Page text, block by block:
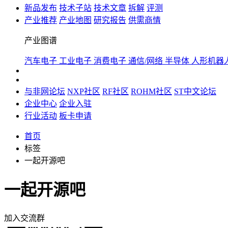
新品发布 技术子站 技术文章 拆解 评测
产业推荐 产业地图 研究报告 供需商情
产业图谱
汽车电子 工业电子 消费电子 通信/网络 半导体 人形机器
与非网论坛 NXP社区 RF社区 ROHM社区 ST中文论坛
企业中心 企业入驻
行业活动 板卡申请
首页
标签
一起开源吧
一起开源吧
加入交流群